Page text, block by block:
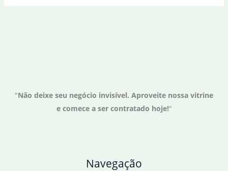
"Não deixe seu negócio invisível. Aproveite nossa vitrine
e comece a ser contratado hoje!"
Navegação